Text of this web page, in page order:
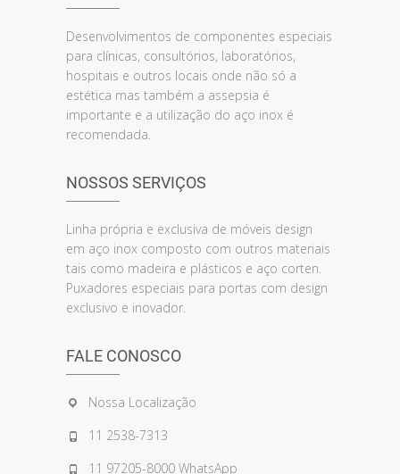
Desenvolvimentos de componentes especiais
para clínicas, consultórios, laboratórios,
hospitais e outros locais onde não só a
estética mas também a assepsia é
importante e a utilização do aço inox é
recomendada.
NOSSOS SERVIÇOS
Linha própria e exclusiva de móveis design
em aço inox composto com outros materiais
tais como madeira e plásticos e aço corten.
Puxadores especiais para portas com design
exclusivo e inovador.
FALE CONOSCO
Nossa Localização
11 2538-7313
11 97205-8000 WhatsApp